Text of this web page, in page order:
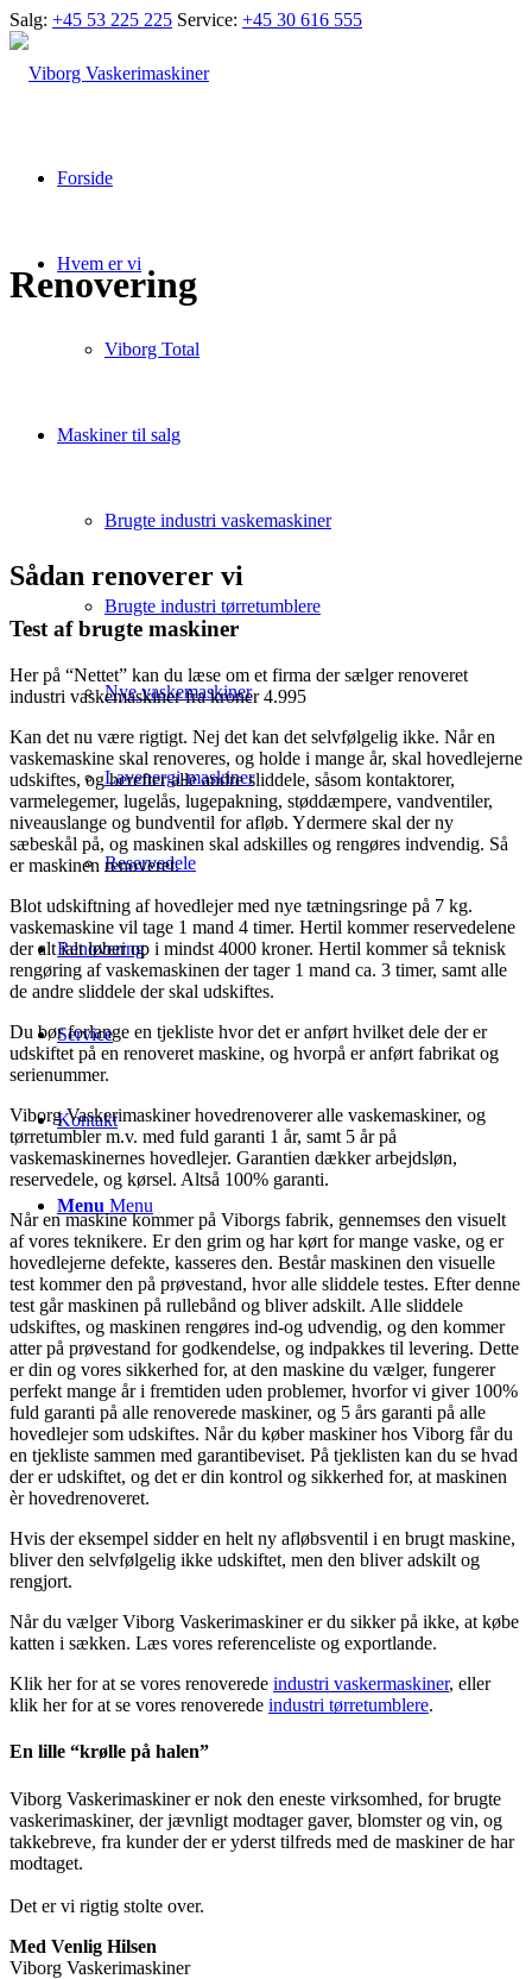
Salg: +45 53 225 225 Service: +45 30 616 555
Forside
Hvem er vi
Viborg Total
Maskiner til salg
Brugte industri vaskemaskiner
Brugte industri tørretumblere
Nye vaskemaskiner
Lavenergi-maskiner
Reservedele
Renovering
Service
Kontakt
Menu Menu
Renovering
Sådan renoverer vi
Test af brugte maskiner
Her på “Nettet” kan du læse om et firma der sælger renoveret
industri vaskemaskiner fra kroner 4.995
Kan det nu være rigtigt. Nej det kan det selvfølgelig ikke. Når en
vaskemaskine skal renoveres, og holde i mange år, skal hovedlejerne
udskiftes, og herefter alle andre sliddele, såsom kontaktorer,
varmelegemer, lugelås, lugepakning, støddæmpere, vandventiler,
niveauslange og bundventil for afløb. Ydermere skal der ny
sæbeskål på, og maskinen skal adskilles og rengøres indvendig. Så
er maskinen renoveret.
Blot udskiftning af hovedlejer med nye tætningsringe på 7 kg.
vaskemaskine vil tage 1 mand 4 timer. Hertil kommer reservedelene
der alt ialt løber op i mindst 4000 kroner. Hertil kommer så teknisk
rengøring af vaskemaskinen der tager 1 mand ca. 3 timer, samt alle
de andre sliddele der skal udskiftes.
Du bør forlange en tjekliste hvor det er anført hvilket dele der er
udskiftet på en renoveret maskine, og hvorpå er anført fabrikat og
serienummer.​
Viborg Vaskerimaskiner hovedrenoverer alle vaskemaskiner, og
tørretumbler m.v. med fuld garanti 1 år, samt 5 år på
vaskemaskinernes hovedlejer. Garantien dækker arbejdsløn,
reservedele, og kørsel. Altså 100% garanti.
Når en maskine kommer på Viborgs fabrik, gennemses den visuelt
af vores teknikere. Er den grim og har kørt for mange vaske, og er
hovedlejerne defekte, kasseres den. Består maskinen den visuelle
test kommer den på prøvestand, hvor alle sliddele testes. Efter denne
test går maskinen på rullebånd og bliver adskilt. Alle sliddele
udskiftes, og maskinen rengøres ind-og udvendig, og den kommer
atter på prøvestand for godkendelse, og indpakkes til levering. Dette
er din og vores sikkerhed for, at den maskine du vælger, fungerer
perfekt mange år i fremtiden uden problemer, hvorfor vi giver 100%
fuld garanti på alle renoverede maskiner, og 5 års garanti på alle
hovedlejer som udskiftes. Når du køber maskiner hos Viborg får du
en tjekliste sammen med garantibeviset. På tjeklisten kan du se hvad
der er udskiftet, og det er din kontrol og sikkerhed for, at maskinen
èr hovedrenoveret.
Hvis der eksempel sidder en helt ny afløbsventil i en brugt maskine,
bliver den selvfølgelig ikke udskiftet, men den bliver adskilt og
rengjort​.
Når du vælger Viborg Vaskerimaskiner er du sikker på ikke, at købe
katten i sækken. Læs vores referenceliste og exportlande.
Klik her for at se vores renoverede industri vaskermaskiner, eller
klik her for at se vores renoverede industri tørretumblere.​
En lille “krølle på halen”
Viborg Vaskerimaskiner er nok den eneste virksomhed, for brugte
vaskerimaskiner, der jævnligt modtager gaver, blomster og vin, og
takkebreve, fra kunder der er yderst tilfreds med de maskiner de har
modtaget.
Det er vi rigtig stolte over.
Med Venlig Hilsen
Viborg Vaskerimaskiner